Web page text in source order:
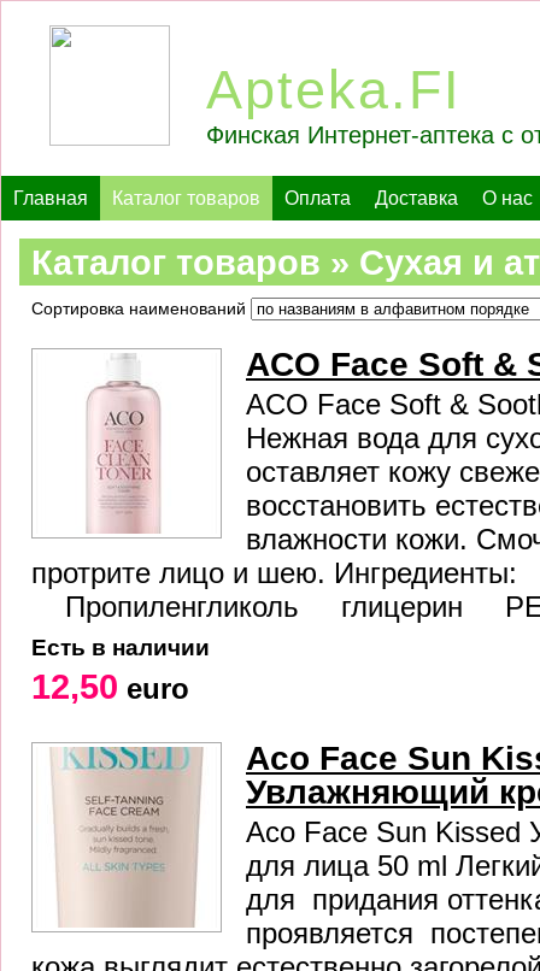
Apteka.FI
Финская Интернет-аптека с
Главная Каталог товаров Оплата Доставка О нас
Каталог товаров » Сухая и
Сортировка наименований
ACO Face Soft &
ACO Face Soft &
Нежная вода для
оставляет кожу
восстановить
влажности кожи.
протрите лицо и шею.
Пропиленгликоль глицерин
Есть в наличии
12,50 euro
Aco Face Sun
Увлажняющий
Aco Face Sun
для лица 50 ml
для придания
проявляется